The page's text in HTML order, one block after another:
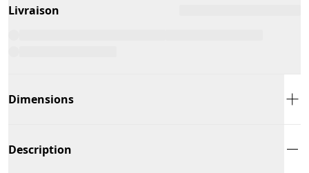
Livraison
Dimensions
Description